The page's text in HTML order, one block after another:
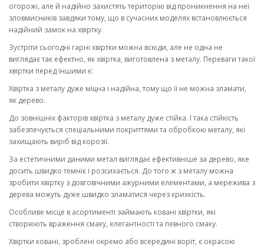
огорожі, але й надійно захистять територію від проникнення на неї
зловмисників завдяки тому, що в сучасних моделях встановлюється
надійний замок на хвіртку.
Зустріти сьогодні гарні хвіртки можна всюди, але не одна не
виглядає так ефектно, як хвіртка, виготовлена з металу. Переваги такої
хвіртки перед іншими є:
Хвіртка з металу дуже міцна і надійна, тому що її не можна зламати,
як дерево.
До зовнішніх факторів хвіртка з металу дуже стійка. І така стійкість
забезпечується спеціальними покриттями та обробкою металу, які
захищають виріб від корозії.
За естетичними даними метал виглядає ефективніше за дерево, яке
досить швидко темніє і розсихається. До того ж з металу можна
зробити хвіртку з довговічними ажурними елементами, а мережива з
дерева можуть дуже швидко зламатися через крихкість.
Особливе місце в асортименті займають ковані хвіртки, які
створюють враження смаку, елегантності та певного смаку.
Хвіртки ковані, зроблені окремо або всередині воріт, є окрасою